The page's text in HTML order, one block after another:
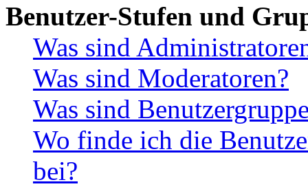
Benutzer-Stufen und
Was sind
Was sind Moderatoren?
Was sind
Wo finde ich die
bei?